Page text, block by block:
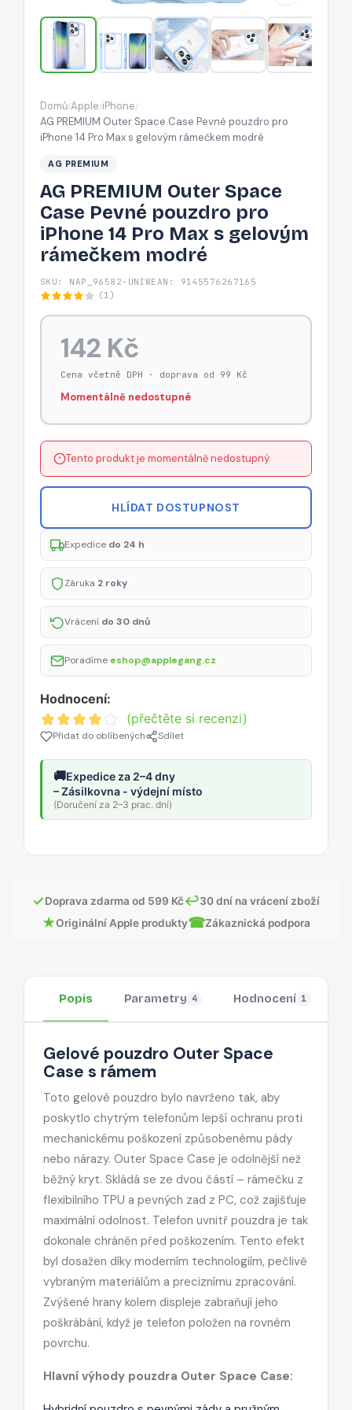
pouzdro
pro
iPhone
14
Max
s
modré
Domů/Apple/iPhone/
AG PREMIUM Outer Space Case Pevné pouzdro pro
iPhone 14 Pro Max s gelovým rámečkem modré
AG PREMIUM
AG PREMIUM Outer Space
Case Pevné pouzdro pro
iPhone 14 Pro Max s gelovým
rámečkem modré
SKU: NAP_96582-UNIWEAN: 9145576267165
(1)
142 Kč
Cena včetně DPH · doprava od 99 Kč
Momentálně nedostupné
Tento produkt je momentálně nedostupný.
HLÍDAT DOSTUPNOST
Expedice do 24 h
Záruka 2 roky
Vrácení do 30 dnů
Poradíme eshop@applegang.cz
Hodnocení:
(přečtěte si recenzi)
Přidat do oblíbených Sdílet
🚚Expedice za 2–4 dny
– Zásilkovna - výdejní místo
(Doručení za 2–3 prac. dní)
✓Doprava zdarma od 599 Kč↩30 dní na vrácení zboží
★Originální Apple produkty☎Zákaznická podpora
Popis Parametry 4 Hodnocení 1
Gelové pouzdro Outer Space
Case s rámem
Toto gelové pouzdro bylo navrženo tak, aby
poskytlo chytrým telefonům lepší ochranu proti
mechanickému poškození způsobenému pády
nebo nárazy. Outer Space Case je odolnější než
běžný kryt. Skládá se ze dvou částí – rámečku z
flexibilního TPU a pevných zad z PC, což zajišťuje
maximální odolnost. Telefon uvnitř pouzdra je tak
dokonale chráněn před poškozením. Tento efekt
byl dosažen díky moderním technologiím, pečlivě
vybraným materiálům a preciznímu zpracování.
Zvýšené hrany kolem displeje zabraňují jeho
poškrábání, když je telefon položen na rovném
povrchu.
Hlavní výhody pouzdra Outer Space Case: